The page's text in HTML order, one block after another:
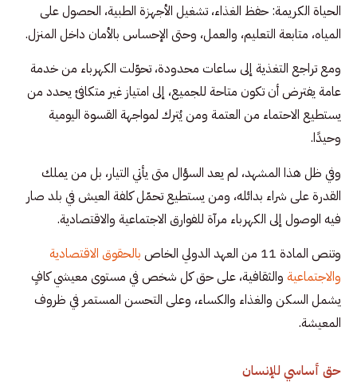
الحياة الكريمة: حفظ الغذاء، تشغيل الأجهزة الطبية، الحصول على
المياه، متابعة التعليم، والعمل، وحتى الإحساس بالأمان داخل المنزل.
ومع تراجع التغذية إلى ساعات محدودة، تحوّلت الكهرباء من خدمة
عامة يفترض أن تكون متاحة للجميع، إلى امتياز غير متكافئ يحدد من
يستطيع الاحتماء من العتمة ومن يُترك لمواجهة القسوة اليومية
وحيدًا.
وفي ظل هذا المشهد، لم يعد السؤال متى يأتي التيار، بل من يملك
القدرة على شراء بدائله، ومن يستطيع تحمّل كلفة العيش في بلد صار
فيه الوصول إلى الكهرباء مرآة للفوارق الاجتماعية والاقتصادية.
وتنص المادة 11 من العهد الدولي الخاص
بالحقوق الاقتصادية
والاجتماعية والثقافية، على حق كل شخص في مستوى معيشي كافٍ
يشمل السكن والغذاء والكساء، وعلى التحسن المستمر في ظروف
المعيشة.
حق أساسي للإنسان